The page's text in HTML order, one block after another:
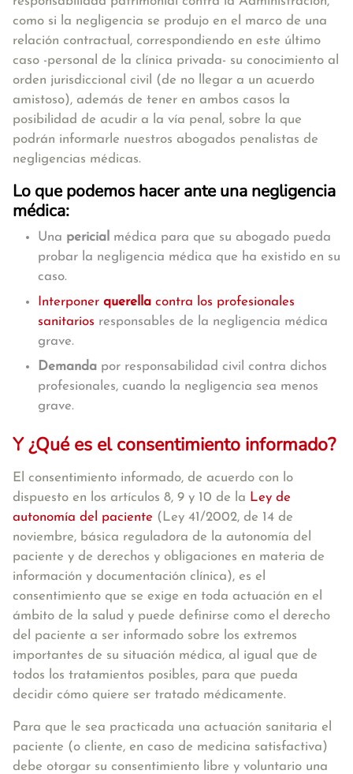
como si la negligencia se produjo en el marco de una
relación contractual, correspondiendo en este último
caso -personal de la clínica privada- su conocimiento al
orden jurisdiccional civil (de no llegar a un acuerdo
amistoso), además de tener en ambos casos la
posibilidad de acudir a la vía penal, sobre la que
podrán informarle nuestros abogados penalistas de
negligencias médicas.
Lo que podemos hacer ante una negligencia
médica:
Una pericial médica para que su abogado pueda
probar la negligencia médica que ha existido en su
caso.
Interponer querella contra los profesionales
sanitarios responsables de la negligencia médica
grave.
Demanda por responsabilidad civil contra dichos
profesionales, cuando la negligencia sea menos
grave.
Y ¿Qué es el consentimiento informado?
El consentimiento informado, de acuerdo con lo
dispuesto en los artículos 8, 9 y 10 de la Ley de
autonomía del paciente (Ley 41/2002, de 14 de
noviembre, básica reguladora de la autonomía del
paciente y de derechos y obligaciones en materia de
información y documentación clínica), es el
consentimiento que se exige en toda actuación en el
ámbito de la salud y puede definirse como el derecho
del paciente a ser informado sobre los extremos
importantes de su situación médica, al igual que de
todos los tratamientos posibles, para que pueda
decidir cómo quiere ser tratado médicamente.
Para que le sea practicada una actuación sanitaria el
paciente (o cliente, en caso de medicina satisfactiva)
debe otorgar su consentimiento libre y voluntario una